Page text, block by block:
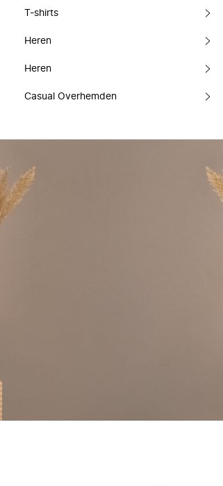
T-shirts
Heren
Heren
Casual Overhemden